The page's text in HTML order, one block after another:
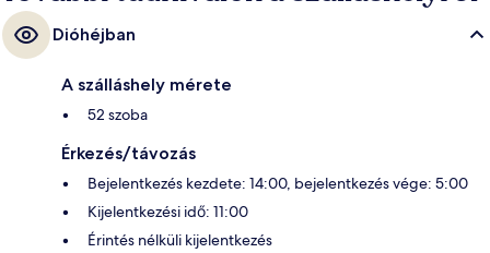
Dióhéjban
A szálláshely mérete
52 szoba
Érkezés/távozás
Bejelentkezés kezdete: 14:00, bejelentkezés vége: 5:00
Kijelentkezési idő: 11:00
Érintés nélküli kijelentkezés